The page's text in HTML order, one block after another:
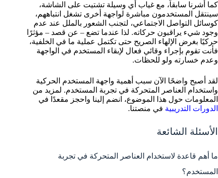
كما أشرنا سابقاً، مع غياب أي وسيلة تشتيت على الشاشة،
سينتقل المستخدمون مباشرة لواجهة أخرى تشغل انتباههم،
كوسائل التواصل الاجتماعي، لتجنب الشعور بالملل عند عدم
وجود شيء يراقبون حركاته. لذا عندما تضع – عن قصد – مؤثرًا
حركيًا بغرض الإلهاء الصريح حتى تكتمل عملية ما في الخلفية،
فأنت تقوم بإجراء وقائي فعال لإبقاء المستخدم في الواجهة
وعدم خسارته ولو للحظات.
لقد أصبح واضحًا الآن سبب أهمية واجهة المستخدم الحركية
واستخدام العناصر المتحركة في تجربة المستخدم. لمزيد من
المعلومات حول هذا الموضوع، انضم إلينا واحجز مقعدًا في
الدورات التدريبية في منصتنا.
الأسئلة الشائعة
ما أهم قاعدة لاستخدام العناصر المتحركة في تجربة
المستخدم؟